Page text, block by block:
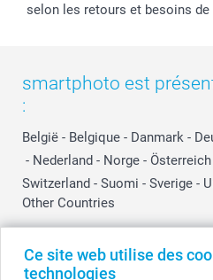
Ce site web utilise des
technologies
selon les retours et besoins
smartphoto est
:
België - Belgique - Danmark -
- Nederland - Norge - Österreich
Switzerland - Suomi - Sverige -
Other Countries
Tous les prix sont en EURO (€),